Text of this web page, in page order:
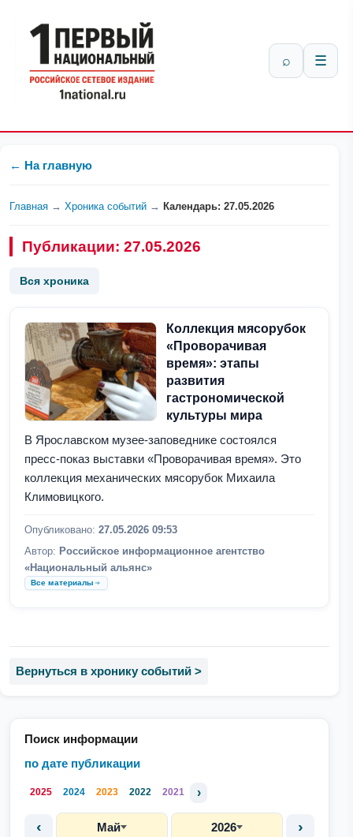
⌕ ☰
Поиск информации
по дате публикации
2025 2024 2023 2022 2021 ›
‹ Май 2026 ›
← На главную
Главная → Хроника событий → Календарь: 27.05.2026
Публикации: 27.05.2026
Вся хроника
Коллекция мясорубок
«Проворачивая
время»: этапы
развития
гастрономической
культуры мира
В Ярославском музее-заповеднике состоялся
пресс-показ выставки «Проворачивая время». Это
коллекция механических мясорубок Михаила
Климовицкого.
Опубликовано: 27.05.2026 09:53
Автор: Российское информационное агентство
«Национальный альянс»
Все материалы
Вернуться в хронику событий >